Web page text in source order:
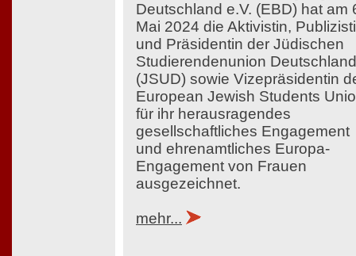
Deutschland e.V. (EBD) hat am
Mai 2024 die Aktivistin,
und Präsidentin der Jüdischen
Studierendenunion
(JSUD) sowie Vizepräsidentin
European Jewish Students
für ihr herausragendes
gesellschaftliches Engagement
und ehrenamtliches Europa-
Engagement von Frauen
ausgezeichnet.
mehr...